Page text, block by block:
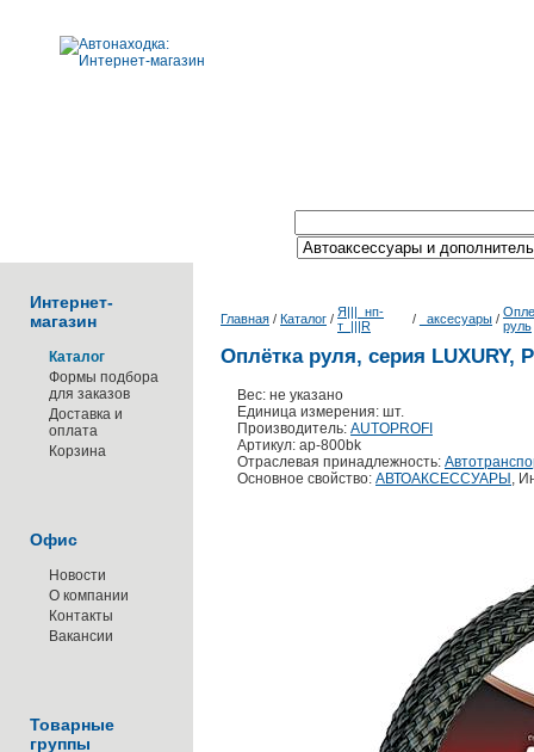
Интернет-
магазин
Каталог
Формы подбора
для заказов
Доставка и
оплата
Корзина
Офис
Новости
О компании
Контакты
Вакансии
Товарные
группы
Главная / Каталог / Я|||_нп-
т_|||R
/ _аксесуары / руль
Оплётка руля, серия
Вес: не указано
Единица измерения: шт.
Производитель: AUTOPROFI
Артикул: ap-800bk
Отраслевая принадлежность:
Основное свойство: АВТОАКСЕССУАРЫ ,